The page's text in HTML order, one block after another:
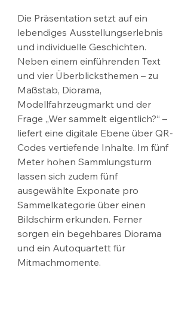
Die Präsentation setzt auf ein
lebendiges Ausstellungserlebnis
und individuelle Geschichten.
Neben einem einführenden Text
und vier Überblicksthemen – zu
Maßstab, Diorama,
Modellfahrzeugmarkt und der
Frage „Wer sammelt eigentlich?“ –
liefert eine digitale Ebene über QR-
Codes vertiefende Inhalte. Im fünf
Meter hohen Sammlungsturm
lassen sich zudem fünf
ausgewählte Exponate pro
Sammelkategorie über einen
Bildschirm erkunden. Ferner
sorgen ein begehbares Diorama
und ein Autoquartett für
Mitmachmomente.